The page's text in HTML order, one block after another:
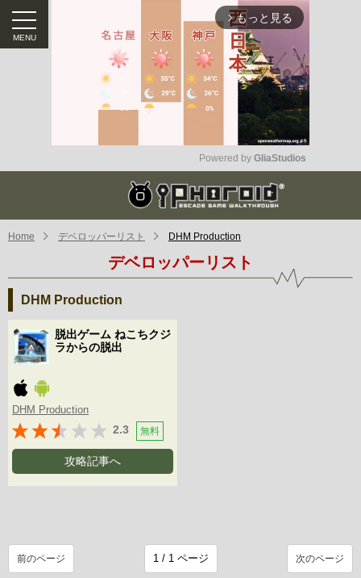
arrow_forward_ios もっと見る
Mute
Powered by GliaStudios
Home デベロッパーリスト DHM Production
デベロッパーリスト
DHM Production
脱出ゲーム ねこちクジ
ラからの脱出
DHM Production
2.3 無料
攻略記事へ
前のページ 次のページ